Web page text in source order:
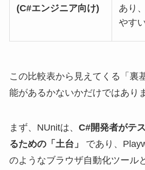
(C#エンジニア向け)
あり
やすい
この比較表から見えてくる「裏
能があるかないかだけではあり
まず、NUnitは、 C#開発者がテ
るための「土台」
であり、
のようなブラウザ自動化ツール